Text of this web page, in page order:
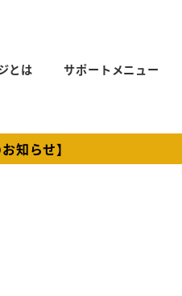
とは サポートメニュー
知らせ】